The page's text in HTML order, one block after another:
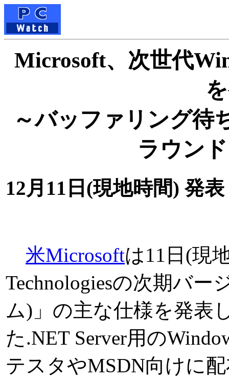
Microsoft、次世代
～バッファリング待
ラウン
12月11日(現地時間) 発表
米Microsoftは11日(現
Technologiesの次期バー
ム)」の主な仕様を発表
た.NET Server用の
テスタやMSDN向けに